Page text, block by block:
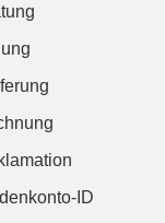
ID